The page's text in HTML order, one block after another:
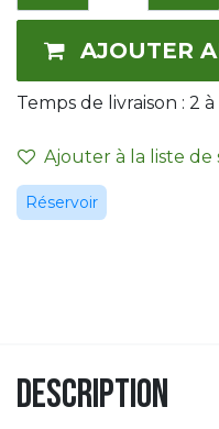
AJOUTER
Temps de livraison : 2 à
Ajouter à la liste de
Réservoir
Description